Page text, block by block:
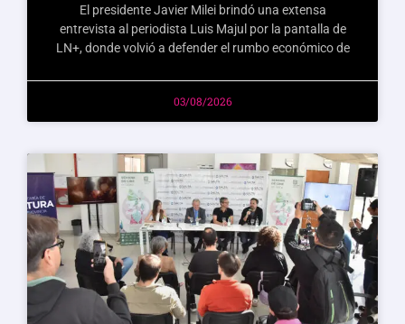
El presidente Javier Milei brindó una extensa
entrevista al periodista Luis Majul por la pantalla de
LN+, donde volvió a defender el rumbo económico de
03/08/2026